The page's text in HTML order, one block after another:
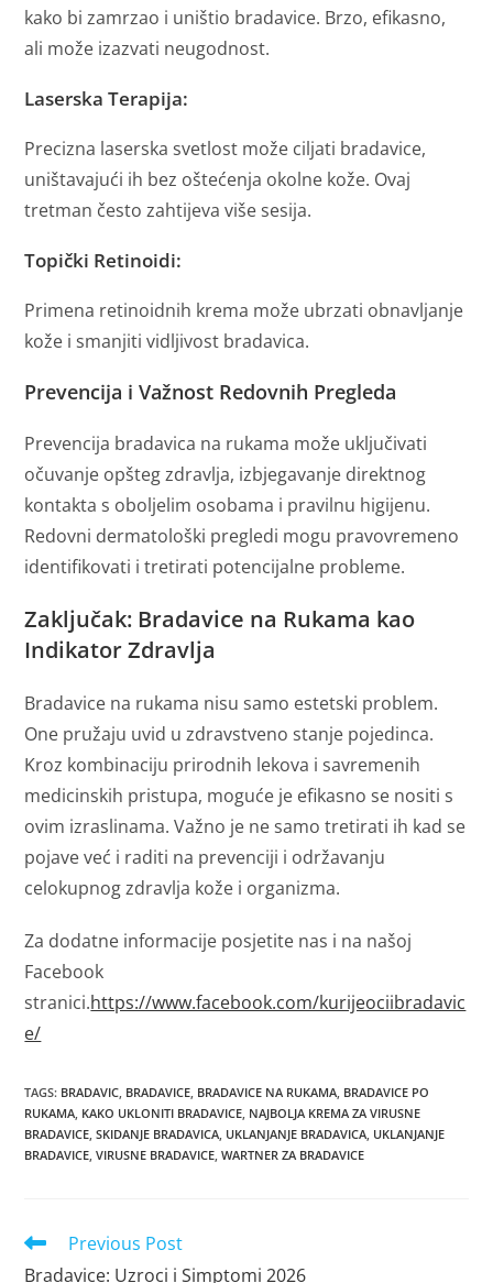
kako bi zamrzao i uništio bradavice. Brzo, efikasno,
ali može izazvati neugodnost.
Laserska Terapija:
Precizna laserska svetlost može ciljati bradavice,
uništavajući ih bez oštećenja okolne kože. Ovaj
tretman često zahtijeva više sesija.
Topički Retinoidi:
Primena retinoidnih krema može ubrzati obnavljanje
kože i smanjiti vidljivost bradavica.
Prevencija i Važnost Redovnih Pregleda
Prevencija bradavica na rukama može uključivati ​​
očuvanje opšteg zdravlja, izbjegavanje direktnog
kontakta s oboljelim osobama i pravilnu higijenu.
Redovni dermatološki pregledi mogu pravovremeno
identifikovati i tretirati potencijalne probleme.
Zaključak: Bradavice na Rukama kao
Indikator Zdravlja
Bradavice na rukama nisu samo estetski problem.
One pružaju uvid u zdravstveno stanje pojedinca.
Kroz kombinaciju prirodnih lekova i savremenih
medicinskih pristupa, moguće je efikasno se nositi s
ovim izraslinama. Važno je ne samo tretirati ih kad se
pojave već i raditi na prevenciji i održavanju
celokupnog zdravlja kože i organizma.
Za dodatne informacije posjetite nas i na našoj
Facebook
stranici.https://www.facebook.com/kurijeociibradavic
e/
TAGS: BRADAVIC BRADAVICE BRADAVICE NA RUKAMA BRADAVICE PO
RUKAMA KAKO UKLONITI BRADAVICE NAJBOLJA KREMA ZA VIRUSNE
BRADAVICE SKIDANJE BRADAVICA UKLANJANJE BRADAVICA UKLANJANJE
BRADAVICE VIRUSNE BRADAVICE WARTNER ZA BRADAVICE
Read
more
Previous Post
Bradavice: Uzroci i Simptomi 2026